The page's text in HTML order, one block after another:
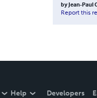
by Jean-Paul
Report this
Help Developers